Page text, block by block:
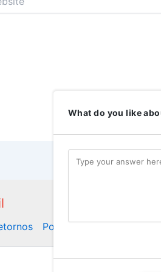
Politica de Privacidade
What do you like